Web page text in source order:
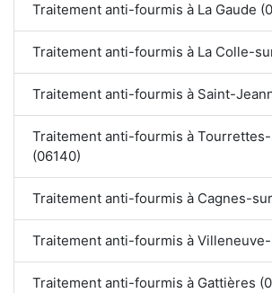
Traitement anti-fourmis à La Gaude
Traitement anti-fourmis à La Colle-
Traitement anti-fourmis à Saint-
Traitement anti-fourmis à
(06140)
Traitement anti-fourmis à Cagnes-
Traitement anti-fourmis à
Traitement anti-fourmis à Gattières